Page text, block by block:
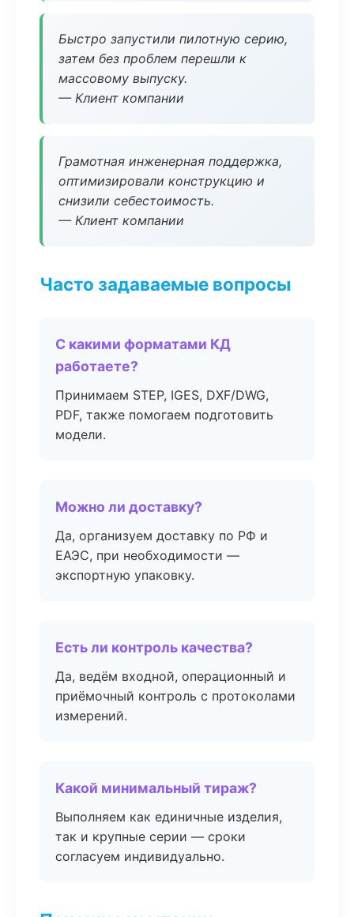
Быстро запустили пилотную серию,
затем без проблем перешли к
массовому выпуску.
— Клиент компании
Грамотная инженерная поддержка,
оптимизировали конструкцию и
снизили себестоимость.
— Клиент компании
Часто задаваемые вопросы
С какими форматами КД
работаете?
Принимаем STEP, IGES, DXF/DWG,
PDF, также помогаем подготовить
модели.
Можно ли доставку?
Да, организуем доставку по РФ и
ЕАЭС, при необходимости —
экспортную упаковку.
Есть ли контроль качества?
Да, ведём входной, операционный и
приёмочный контроль с протоколами
измерений.
Какой минимальный тираж?
Выполняем как единичные изделия,
так и крупные серии — сроки
согласуем индивидуально.